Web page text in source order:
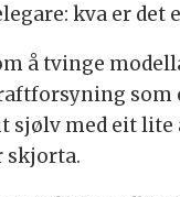
kva er
å tvinge
som
med eit lite
skjorta.